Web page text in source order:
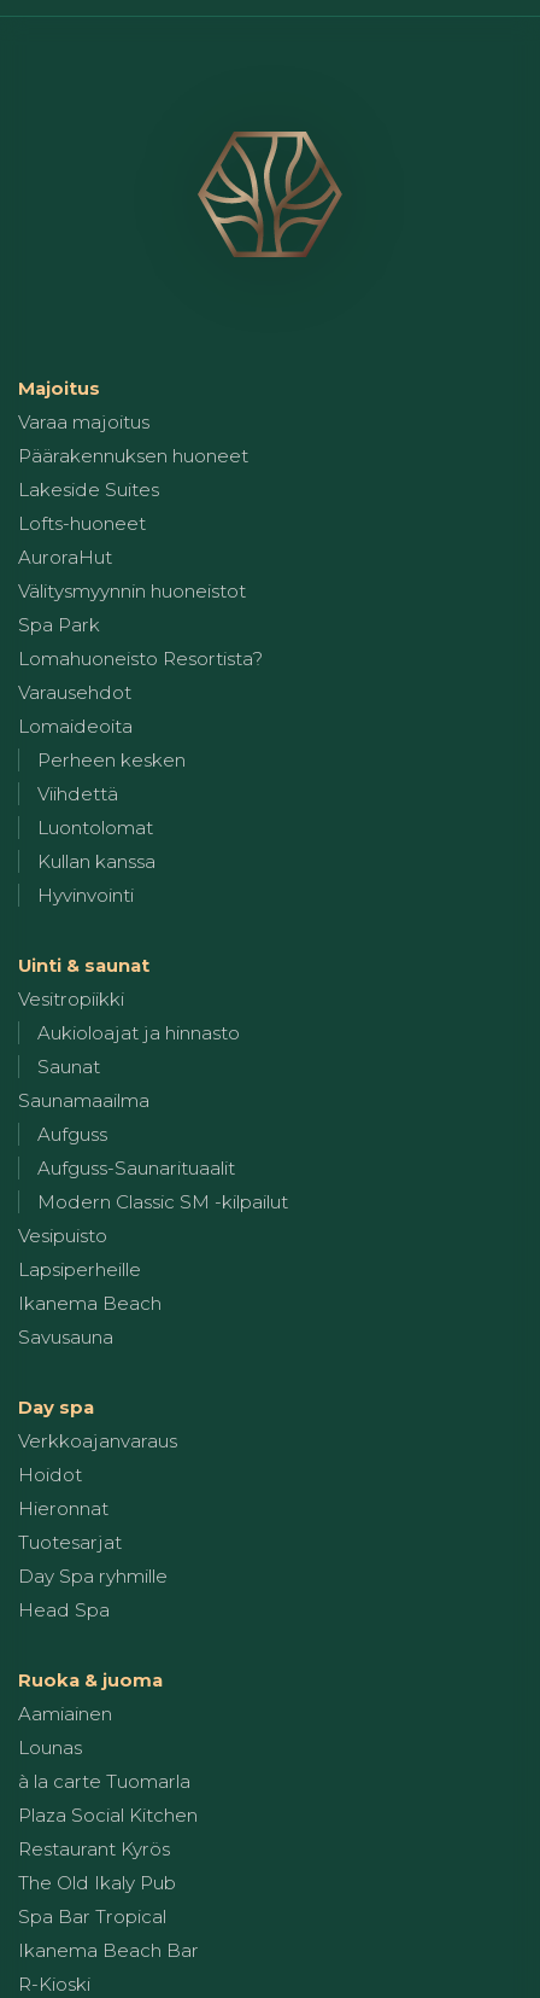
Majoitus
Varaa majoitus
Päärakennuksen huoneet
Lakeside Suites
Lofts-huoneet
AuroraHut
Välitysmyynnin huoneistot
Spa Park
Lomahuoneisto Resortista?
Varausehdot
Lomaideoita
Perheen kesken
Viihdettä
Luontolomat
Kullan kanssa
Hyvinvointi
Uinti & saunat
Vesitropiikki
Aukioloajat ja hinnasto
Saunat
Saunamaailma
Aufguss
Aufguss-Saunarituaalit
Modern Classic SM -kilpailut
Vesipuisto
Lapsiperheille
Ikanema Beach
Savusauna
Day spa
Verkkoajanvaraus
Hoidot
Hieronnat
Tuotesarjat
Day Spa ryhmille
Head Spa
Ruoka & juoma
Aamiainen
Lounas
à la carte Tuomarla
Plaza Social Kitchen
Restaurant Kyrös
The Old Ikaly Pub
Spa Bar Tropical
Ikanema Beach Bar
R-Kioski